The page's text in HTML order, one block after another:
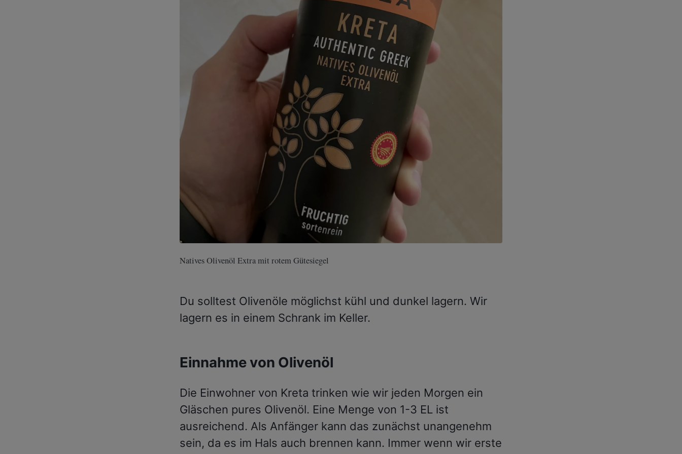
Natives Olivenöl Extra mit rotem Gütesiegel
Du solltest Olivenöle möglichst kühl und dunkel lagern. Wir
lagern es in einem Schrank im Keller.
Einnahme von Olivenöl
Die Einwohner von Kreta trinken wie wir jeden Morgen ein
Gläschen pures Olivenöl. Eine Menge von 1-3 EL ist
ausreichend. Als Anfänger kann das zunächst unangenehm
sein, da es im Hals auch brennen kann. Immer wenn wir erste